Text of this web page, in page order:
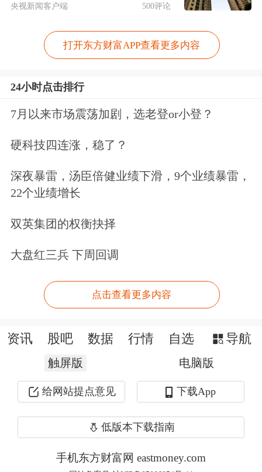
发展，构建新一代信息技术、人工智
能、生物技术、新能源、新材料、高端
装备、绿色环保等一批新的增长引擎。
构建优质高效的服务业新体系，建设高
效顺畅的流通体系，构建现代化基础设
文章强调，要坚持把金融服务实体经济
作为根本宗旨。实体经济是金融的根
基，金融是实体经济的血脉，服务实体
服务实体经济本分，推动高质量发展，
决不能脱实向虚。
一
振兴实体经济是供给侧结构性改革的主
体经济发力、聚力。不论经济发展到什
央视新闻客户端 500评论
打开东方财富APP查看更多内容
24小时点击排行
7月以来市场震荡加剧，选老登or小登？
硬科技四连涨，稳了？
深夜暴雷，汤臣倍健业绩下滑，9个业绩暴雷，
22个业绩增长
双英集团的权衡抉择
大盘红三兵 下周回调
点击查看更多内容
资讯 股吧 数据 行情 自选 导航
触屏版 电脑版
给网站提点意见 下载App
低版本下载指南
手机东方财富网 eastmoney.com